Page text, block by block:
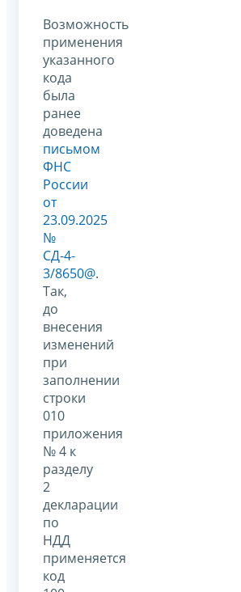
Возможность
применения
указанного
кода
была
ранее
доведена
письмом
ФНС
России
от
23.09.2025
№
СД-4-
3/8650@.
Так,
до
внесения
изменений
при
заполнении
строки
010
приложения
№ 4 к
разделу
2
декларации
по
НДД
применяется
код